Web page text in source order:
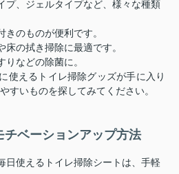
プ、ジェルタイプなど、様々な種類
きのものが便利です。
床の拭き掃除に最適です。
りなどの除菌に。
使えるトイレ掃除グッズが手に入り
すいものを探してみてください。
ベーションアップ方法
日使えるトイレ掃除シートは、手軽